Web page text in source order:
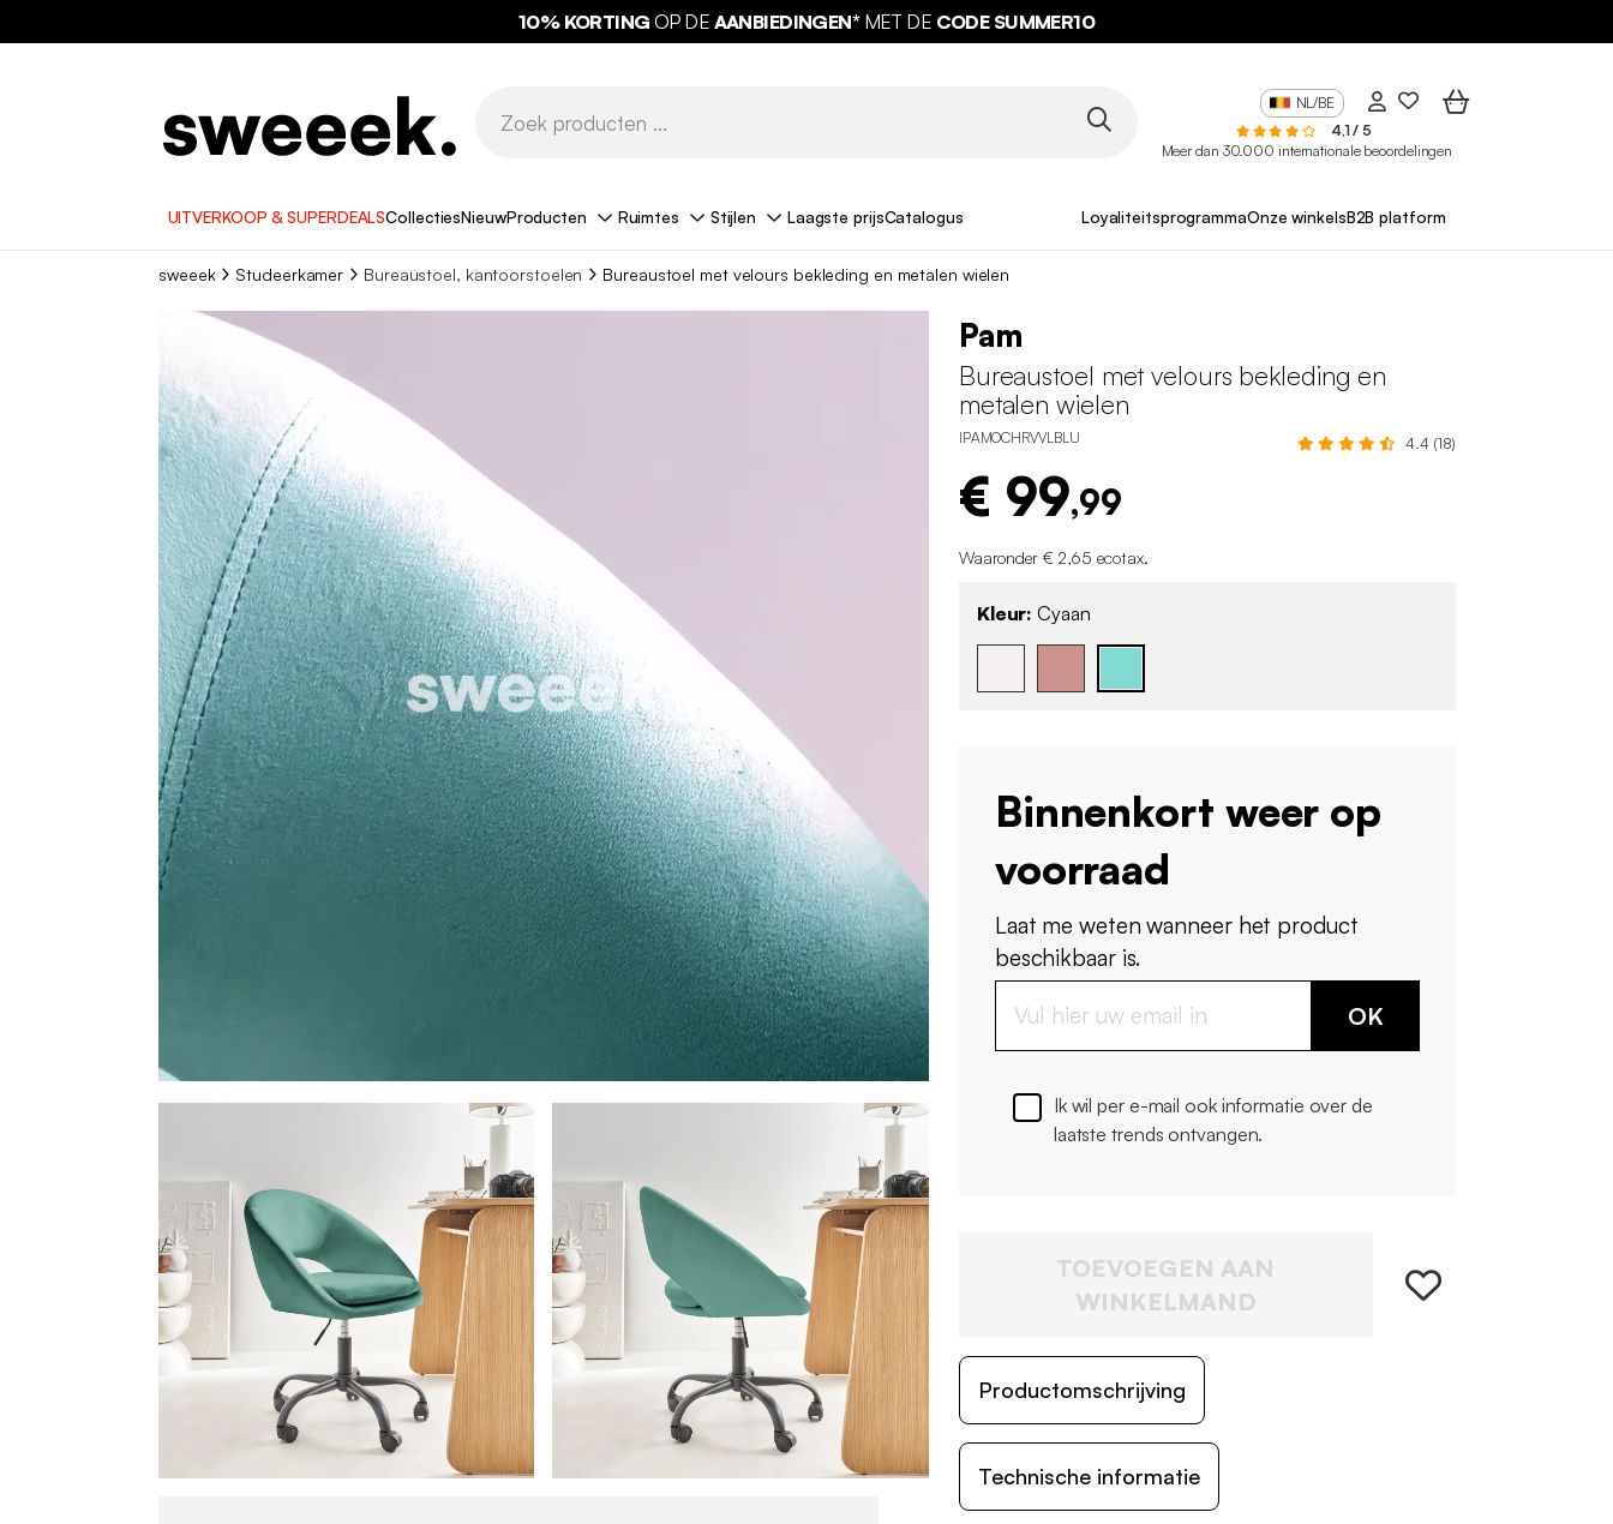
10% KORTING OP DE AANBIEDINGEN* MET DE CODE SUMMER10
GRATIS LEVERING*
NL/BE
4,1 / 5
Meer dan 30.000 internationale beoordelingen
UITVERKOOP & SUPERDEALSCollectiesNieuwProducten Ruimtes Stijlen Laagste prijsCatalogus LoyaliteitsprogrammaOnze winkelsB2B platform
sweeek Studeerkamer Bureaustoel, kantoorstoelen Bureaustoel met velours bekleding en metalen wielen
Pam
Bureaustoel met velours bekleding en
metalen wielen
IPAMOCHRVVLBLU 4.4 (18)
€ 99,99
Waaronder € 2,65 ecotax.
Kleur: Cyaan
Binnenkort weer op
voorraad
Laat me weten wanneer het product
beschikbaar is.
OK
Ik wil per e-mail ook informatie over de
laatste trends ontvangen.
TOEVOEGEN AAN
WINKELMAND
Productomschrijving
Technische informatie